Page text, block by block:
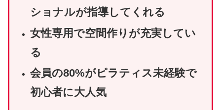
ショナルが指導してくれる
女性専用で空間作りが充実してい
る
会員の80%がピラティス未経験で
初心者に大人気